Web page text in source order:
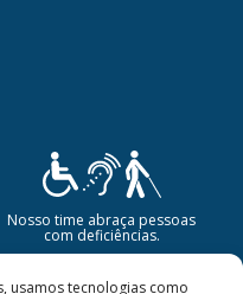
usamos tecnologias como
Nosso time abraça pessoas
com deficiências.